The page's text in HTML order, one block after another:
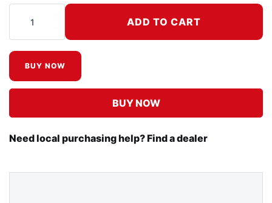
Quantidade de Hull Cleaner Hex Head Attachment
ADD TO CART
BUY NOW
BUY NOW
Need local purchasing help? Find a dealer